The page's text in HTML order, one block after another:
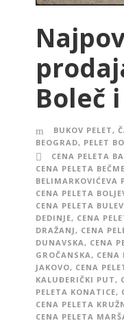
Boleč
BUKOV PELET,
BEOGRAD, PELET
CENA PELETA
CENA PELETA
BELIMARKOVIĆEVA
CENA PELETA
CENA PELETA
DEDINJE, CENA
DRAŽANJ, CENA
DUNAVSKA, CENA
GROČANSKA, CENA
JAKOVO, CENA
KALUĐERIČKI PUT,
PELETA KONATICE,
CENA PELETA
CENA PELETA